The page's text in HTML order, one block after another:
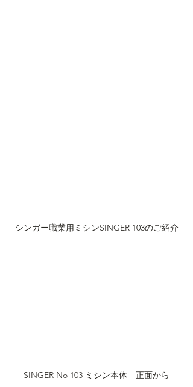
シンガー職業用ミシンSINGER 103のご紹介
SINGER No 103 ミシン本体　正面から